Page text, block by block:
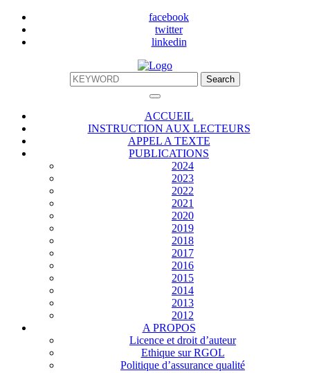
facebook
twitter
linkedin
ACCUEIL
INSTRUCTION AUX LECTEURS
APPEL A TEXTE
PUBLICATIONS
2024
2023
2022
2021
2020
2019
2018
2017
2016
2015
2014
2013
2012
A PROPOS
Licence et droit d’auteur
Ethique sur RGOL
Politique d’assurance qualité